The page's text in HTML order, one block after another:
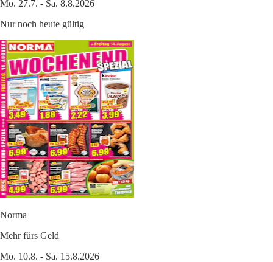
Mo. 27.7. - Sa. 8.8.2026
Nur noch heute gültig
Norma
Mehr fürs Geld
Mo. 10.8. - Sa. 15.8.2026